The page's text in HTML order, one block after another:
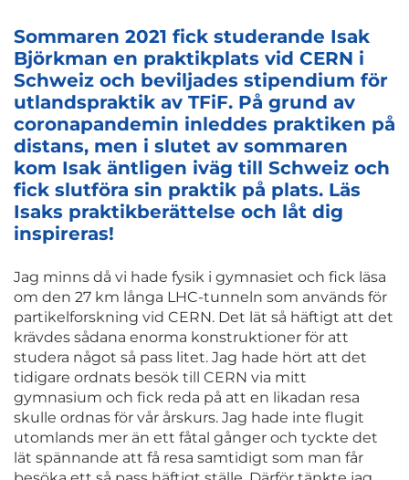
Sommaren 2021 fick studerande Isak
Björkman en praktikplats vid CERN i
Schweiz och beviljades stipendium för
utlandspraktik av TFiF. På grund av
coronapandemin inleddes praktiken på
distans, men i slutet av sommaren
kom Isak äntligen iväg till Schweiz och
fick slutföra sin praktik på plats. Läs
Isaks praktikberättelse och låt dig
inspireras!
Jag minns då vi hade fysik i gymnasiet och fick läsa
om den 27 km långa LHC-tunneln som används för
partikelforskning vid CERN. Det lät så häftigt att det
krävdes sådana enorma konstruktioner för att
studera något så pass litet. Jag hade hört att det
tidigare ordnats besök till CERN via mitt
gymnasium och fick reda på att en likadan resa
skulle ordnas för vår årskurs. Jag hade inte flugit
utomlands mer än ett fåtal gånger och tyckte det
lät spännande att få resa samtidigt som man får